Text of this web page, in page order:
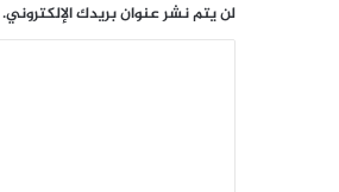
لن يتم نشر عنوان بريدك الإلكتروني.